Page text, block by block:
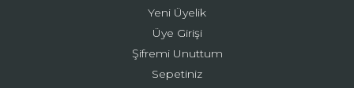
Yeni Üyelik
Üye Girişi
Şifremi Unuttum
Sepetiniz